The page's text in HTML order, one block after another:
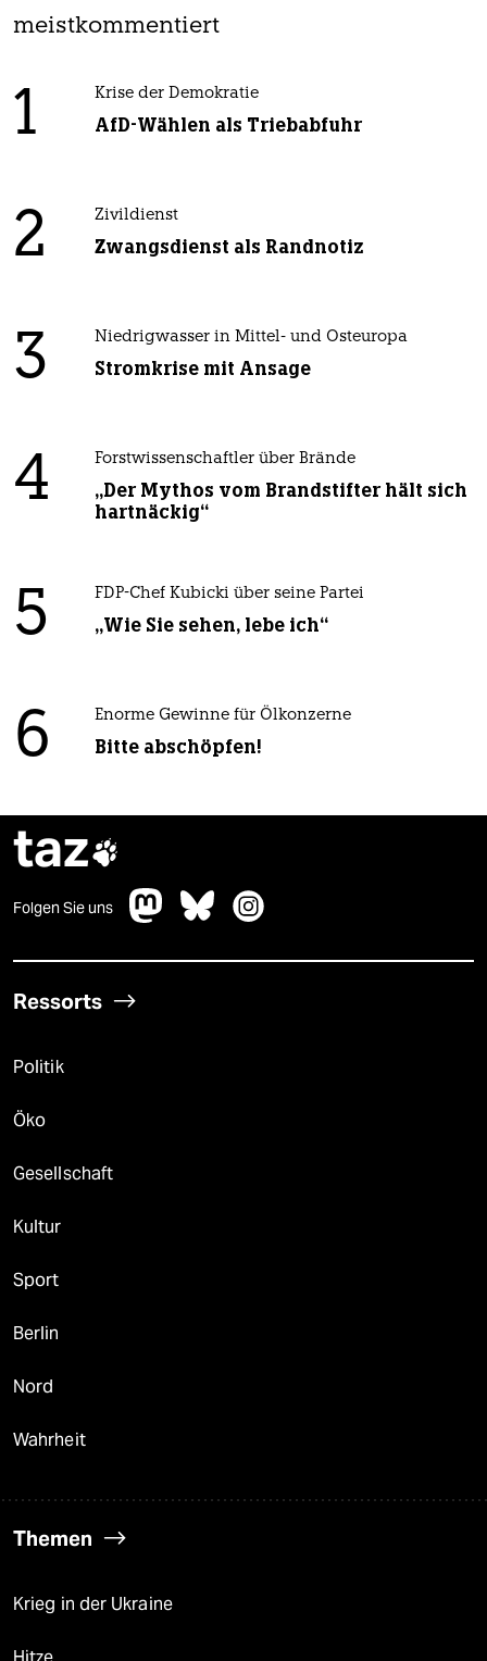
meistkommentiert
1 Krise der Demokratie
AfD-Wählen als Triebabfuhr
2 Zivildienst
Zwangsdienst als Randnotiz
3 Niedrigwasser in Mittel- und Osteuropa
Stromkrise mit Ansage
4 Forstwissenschaftler über Brände
„Der Mythos vom Brandstifter hält sich
hartnäckig“
5 FDP-Chef Kubicki über seine Partei
„Wie Sie sehen, lebe ich“
6 Enorme Gewinne für Ölkonzerne
Bitte abschöpfen!
taz
Folgen Sie uns
Ressorts
Politik
Öko
Gesellschaft
Kultur
Sport
Berlin
Nord
Wahrheit
Themen
Krieg in der Ukraine